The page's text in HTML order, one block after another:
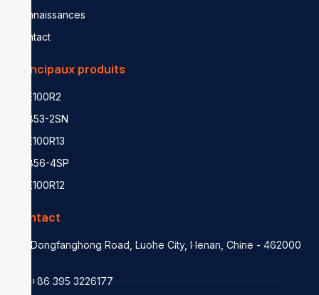
Connaissances
Contact
Principaux produits
SAE100R2
EN853-2SN
SAE100R13
EN856-4SP
SAE100R12
Contact
Dongfanghong Road, Luohe City, Henan, Chine - 462000
+86 395 3226177